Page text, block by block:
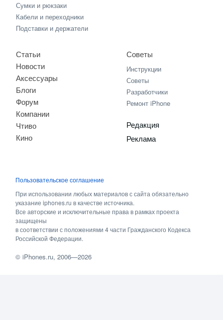
Сумки и рюкзаки
Кабели и переходники
Подставки и держатели
Статьи
Новости
Аксессуары
Блоги
Форум
Компании
Чтиво
Кино
Советы
Инструкции
Советы
Разработчики
Ремонт iPhone
Редакция
Реклама
Пользовательское соглашение
При использовании любых материалов с сайта обязательно
указание iphones.ru в качестве источника.
Все авторские и исключительные права в рамках проекта
защищены
в соответствии с положениями 4 части Гражданского Кодекса
Российской Федерации.
©iPhones.ru, 2006—2026